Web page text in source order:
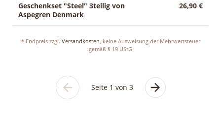
Geschenkset "Steel" 3teilig von
Aspegren Denmark
26,90 €
* Endpreis zzgl. Versandkosten , keine Ausweisung der Mehrwertsteuer
gemäß § 19 UStG
VorherigeSeite 1 von 3
Nächste